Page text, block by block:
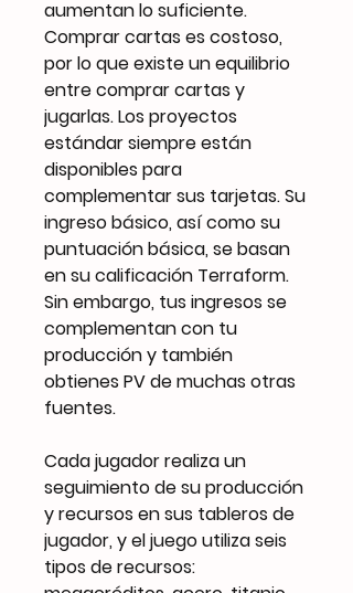
aumentan lo suficiente.
Comprar cartas es costoso,
por lo que existe un equilibrio
entre comprar cartas y
jugarlas. Los proyectos
estándar siempre están
disponibles para
complementar sus tarjetas. Su
ingreso básico, así como su
puntuación básica, se basan
en su calificación Terraform.
Sin embargo, tus ingresos se
complementan con tu
producción y también
obtienes PV de muchas otras
fuentes.
Cada jugador realiza un
seguimiento de su producción
y recursos en sus tableros de
jugador, y el juego utiliza seis
tipos de recursos: